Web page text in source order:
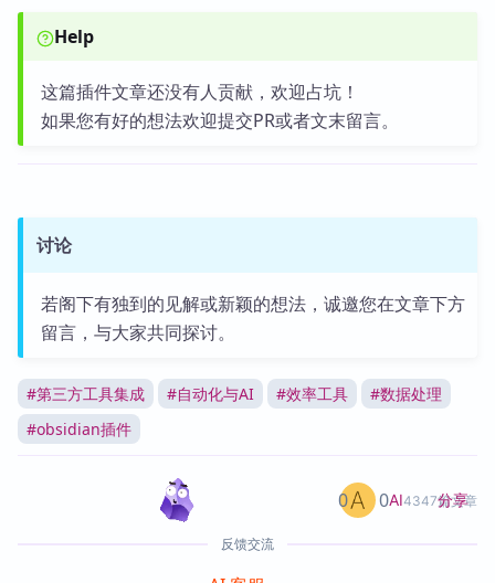
Help
这篇插件文章还没有人贡献，欢迎占坑！
如果您有好的想法欢迎提交PR或者文末留言。
讨论
若阁下有独到的见解或新颖的想法，诚邀您在文章下方
留言，与大家共同探讨。
#第三方工具集成 #自动化与AI #效率工具 #数据处理
#obsidian插件
AI4347篇文章
0 0 分享
反馈交流